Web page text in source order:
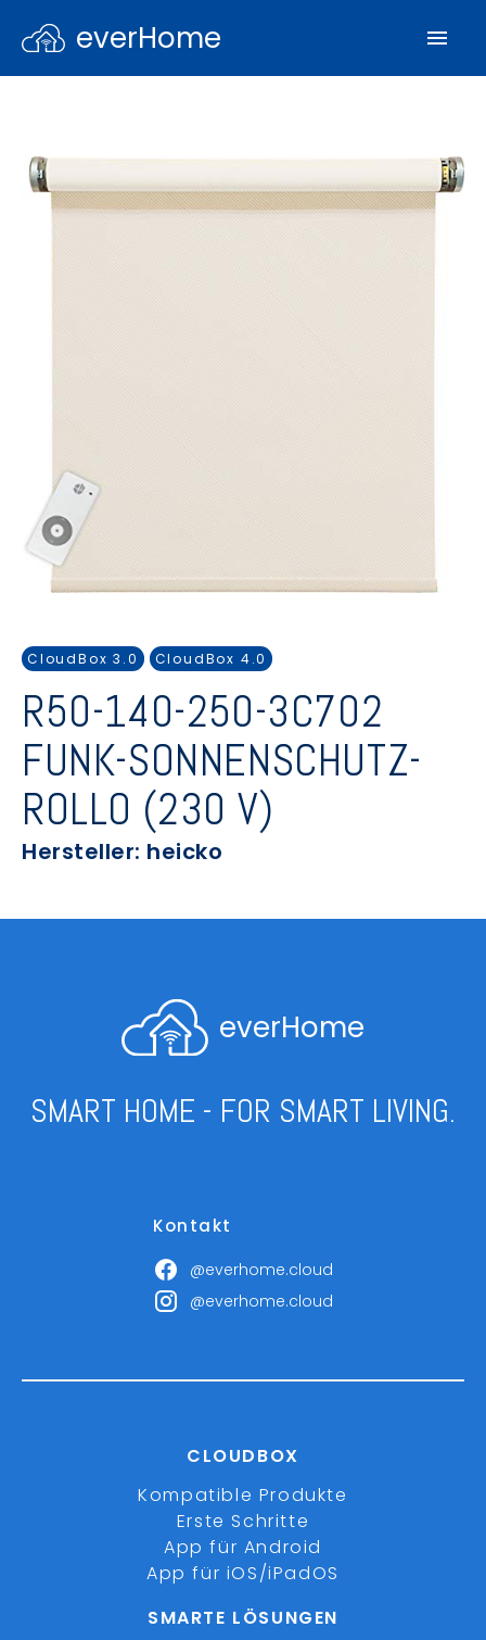
everHome
CloudBox 3.0 CloudBox 4.0
R50-140-250-3C702
FUNK-SONNENSCHUTZ-
ROLLO (230 V)
Hersteller: heicko
everHome
SMART HOME - FOR SMART LIVING.
Kontakt
@everhome.cloud
@everhome.cloud
CLOUDBOX
Kompatible Produkte
Erste Schritte
App für Android
App für iOS/iPadOS
SMARTE LÖSUNGEN